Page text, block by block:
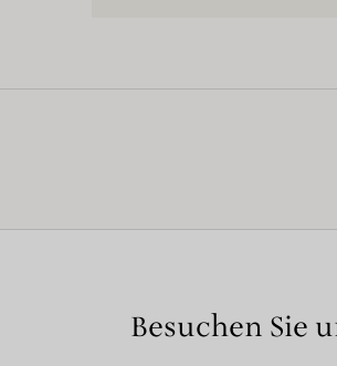
Besuchen Sie